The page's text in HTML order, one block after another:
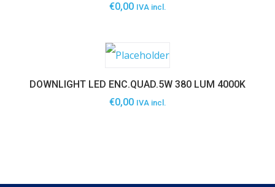
€0,00 IVA incl.
DOWNLIGHT LED ENC.QUAD.5W 380 LUM 4000K
€0,00 IVA incl.